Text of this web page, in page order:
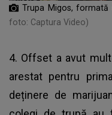
Trupa Migos,
foto: Captura Video)
4. Offset a avut
arestat pentru
deținere de